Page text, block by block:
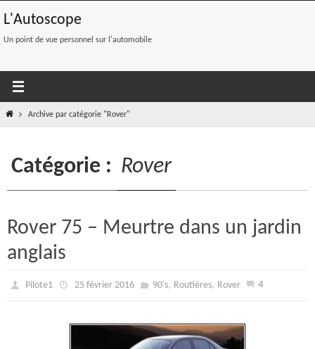
vers
le
L'Autoscope
Un point de vue personnel sur l'automobile
HomeArchive par catégorie "Rover"
Catégorie : Rover
Rover 75 – Meurtre dans un jardin
anglais
Pilote1 25 février 2016 90's, Routières, Rover 4